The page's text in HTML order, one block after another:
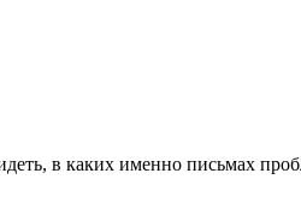
в каких именно письмах